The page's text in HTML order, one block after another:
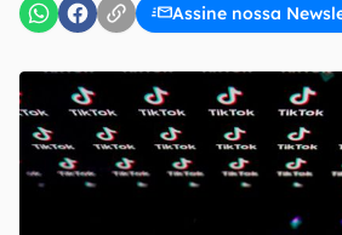
Assine nossa
Confirmo que li, aceito e concordo
Uso e Política de Privacidade do